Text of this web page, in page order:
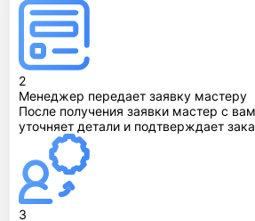
2
Менеджер передает заявку мастеру
После получения заявки мастер с
уточняет детали и подтверждает
3